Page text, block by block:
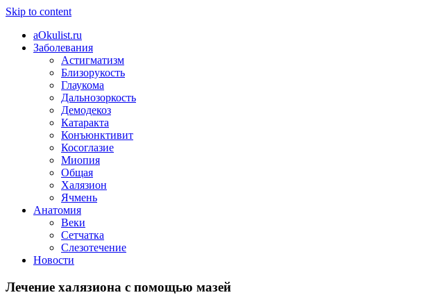
Skip to content
aOkulist.ru
Заболевания
Астигматизм
Близорукость
Глаукома
Дальнозоркость
Демодекоз
Катаракта
Конъюнктивит
Косоглазие
Миопия
Общая
Халязион
Ячмень
Анатомия
Веки
Сетчатка
Слезотечение
Новости
Лечение халязиона с помощью мазей